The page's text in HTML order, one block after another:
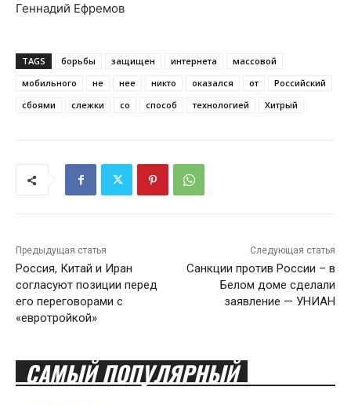
Геннадий Ефремов
TAGS борьбы защищен интернета
массовой
мобильного
не нее никто оказался от
Российский
сбоями
слежки со способ технологией Хитрый
Предыдущая статья
Россия, Китай и Иран
согласуют позиции перед
его переговорами с
«евротройкой»
Следующая статья
Санкции против России – в
Белом доме сделали
заявление — УНИАН
САМЫЙ ПОПУЛЯРНЫЙ